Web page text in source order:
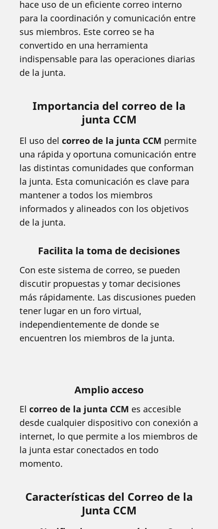
hace uso de un eficiente correo interno
para la coordinación y comunicación entre
sus miembros. Este correo se ha
convertido en una herramienta
indispensable para las operaciones diarias
de la junta.
Importancia del correo de la
junta CCM
El uso del correo de la junta CCM permite
una rápida y oportuna comunicación entre
las distintas comunidades que conforman
la junta. Esta comunicación es clave para
mantener a todos los miembros
informados y alineados con los objetivos
de la junta.
Facilita la toma de decisiones
Con este sistema de correo, se pueden
discutir propuestas y tomar decisiones
más rápidamente. Las discusiones pueden
tener lugar en un foro virtual,
independientemente de donde se
encuentren los miembros de la junta.
Amplio acceso
El correo de la junta CCM es accesible
desde cualquier dispositivo con conexión a
internet, lo que permite a los miembros de
la junta estar conectados en todo
momento.
Características del Correo de la
Junta CCM